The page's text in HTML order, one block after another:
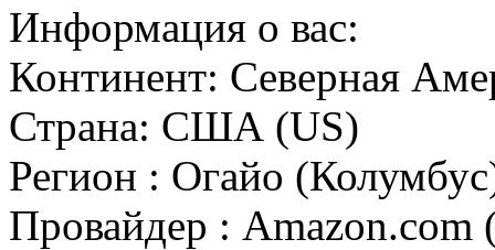
Информация о вас:
Континент: Северная
Страна: США (US)
Регион : Огайо
Провайдер :